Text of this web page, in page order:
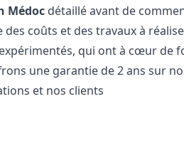
Médoc détaillé avant de
coûts et des travaux à
qui ont à cœur de
une garantie de 2 ans sur
et nos clients